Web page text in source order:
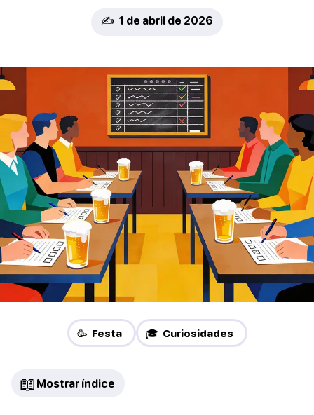
✍️ 1 de abril de 2026
🥳 Festa 🎓 Curiosidades
📖 Mostrar índice